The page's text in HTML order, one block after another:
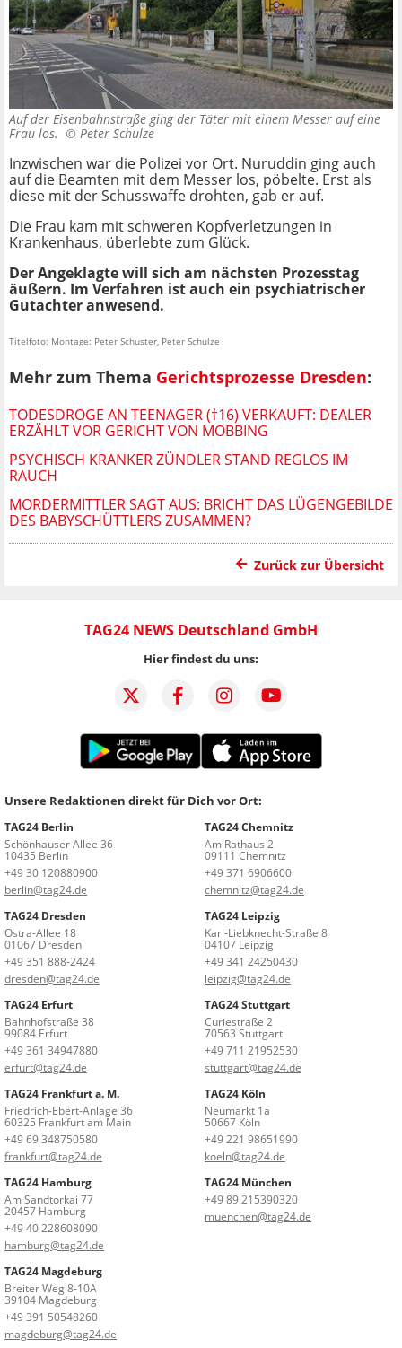
Auf der Eisenbahnstraße ging der Täter mit einem Messer auf eine
Frau los. © Peter Schulze
Inzwischen war die Polizei vor Ort. Nuruddin ging auch
auf die Beamten mit dem Messer los, pöbelte. Erst als
diese mit der Schusswaffe drohten, gab er auf.
Die Frau kam mit schweren Kopfverletzungen in
Krankenhaus, überlebte zum Glück.
Der Angeklagte will sich am nächsten Prozesstag
äußern. Im Verfahren ist auch ein psychiatrischer
Gutachter anwesend.
Titelfoto: Montage: Peter Schuster, Peter Schulze
Mehr zum Thema Gerichtsprozesse Dresden:
TODESDROGE AN TEENAGER (†16) VERKAUFT: DEALER
ERZÄHLT VOR GERICHT VON MOBBING
PSYCHISCH KRANKER ZÜNDLER STAND REGLOS IM
RAUCH
MORDERMITTLER SAGT AUS: BRICHT DAS LÜGENGEBILDE
DES BABYSCHÜTTLERS ZUSAMMEN?
Zurück zur Übersicht
TAG24 NEWS Deutschland GmbH
Hier findest du uns:
Unsere Redaktionen direkt für Dich vor Ort:
TAG24 Berlin
Schönhauser Allee 36
10435 Berlin
+49 30 120880900
berlin@tag24.de
TAG24 Chemnitz
Am Rathaus 2
09111 Chemnitz
+49 371 6906600
chemnitz@tag24.de
TAG24 Dresden
Ostra-Allee 18
01067 Dresden
+49 351 888-2424
dresden@tag24.de
TAG24 Leipzig
Karl-Liebknecht-Straße 8
04107 Leipzig
+49 341 24250430
leipzig@tag24.de
TAG24 Erfurt
Bahnhofstraße 38
99084 Erfurt
+49 361 34947880
erfurt@tag24.de
TAG24 Stuttgart
Curiestraße 2
70563 Stuttgart
+49 711 21952530
stuttgart@tag24.de
TAG24 Frankfurt a. M.
Friedrich-Ebert-Anlage 36
60325 Frankfurt am Main
+49 69 348750580
frankfurt@tag24.de
TAG24 Köln
Neumarkt 1a
50667 Köln
+49 221 98651990
koeln@tag24.de
TAG24 Hamburg
Am Sandtorkai 77
20457 Hamburg
+49 40 228608090
hamburg@tag24.de
TAG24 München
+49 89 215390320
muenchen@tag24.de
TAG24 Magdeburg
Breiter Weg 8-10A
39104 Magdeburg
+49 391 50548260
magdeburg@tag24.de